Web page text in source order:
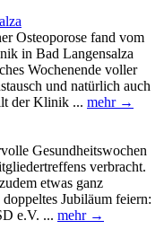
Osteoporose fand vom
in Bad Langensalza
Wochenende voller
und natürlich auch
der Klinik ... mehr →
Gesundheitswochen
verbracht.
etwas ganz
Jubiläum feiern:
e.V. ... mehr →